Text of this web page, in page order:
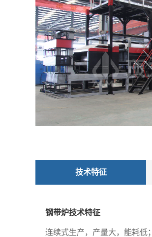
技术特征
钢带炉技术特征
连续式生产，产量大，能耗低；